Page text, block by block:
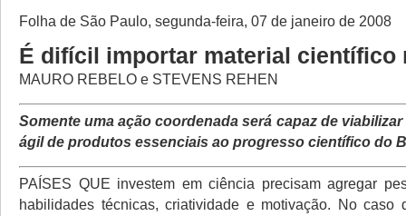
Folha de São Paulo, segunda-feira, 07 de janeiro de 2008
É difícil importar material científico
MAURO REBELO e STEVENS REHEN
Somente uma ação coordenada será capaz de
ágil de produtos essenciais ao progresso científico do
PAÍSES QUE investem em ciência precisam agregar
habilidades técnicas, criatividade e motivação. No caso